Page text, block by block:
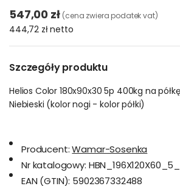
547,00 zł (cena zwiera podatek vat)
444,72 złnetto
Szczegóły produktu
Helios Color 180x90x30 5p 400kg na
Niebieski (kolor nogi - kolor półki)
Producent: Wamar-Sosenka
Nr katalogowy:
EAN (GTIN): 5902367332488